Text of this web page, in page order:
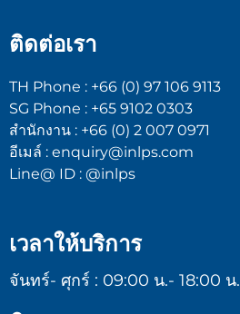
ติดต่อเรา
TH Phone : +66 (0) 97 106 9113
SG Phone : +65 9102 0303
สำนักงาน : +66 (0) 2 007 0971
อีเมล์ : enquiry@inlps.com
Line@ ID : @inlps
เวลาให้บริการ
จันทร์- ศุกร์ : 09:00 น.- 18:00 น.